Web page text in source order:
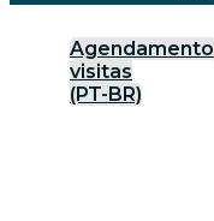
Agendamento
visitas
(PT-BR)